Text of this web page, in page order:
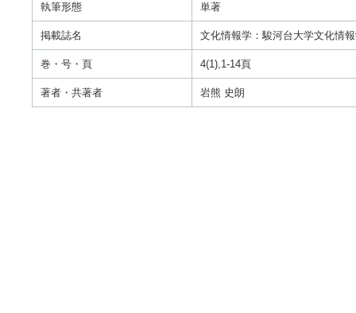
執筆形態 単著
掲載誌名 文化情報学：駿河台大学文化情
巻・号・頁 4(1),1-14頁
著者・共著者 岩熊 史朗